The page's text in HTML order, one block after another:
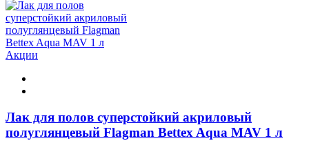
Акции
Лак для полов суперстойкий акриловый
полуглянцевый Flagman Bettex Aqua MAV 1 л